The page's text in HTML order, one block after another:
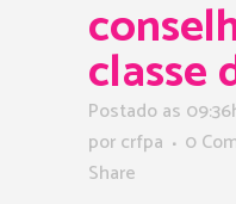
classe
Postado as
porcrfpa 0
Share